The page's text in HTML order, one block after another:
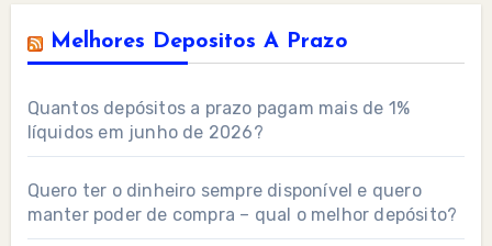
Melhores Depositos A Prazo
Quantos depósitos a prazo pagam mais de 1%
líquidos em junho de 2026?
Quero ter o dinheiro sempre disponível e quero
manter poder de compra – qual o melhor depósito?